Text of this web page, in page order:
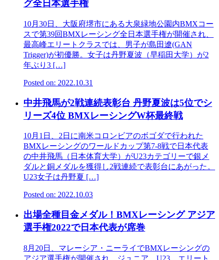
グ全日本選手権
10月30日、大阪府堺市にある大泉緑地公園内BMXコー
スで第39回BMXレーシング全日本選手権が開催され、
最高峰エリートクラスでは、男子が島田遼(GAN
Trigger)が初優勝。女子は丹野夏波（早稲田大学）が2
年ぶり3 […]
Posted on: 2022.10.31
中井飛馬が2戦連続表彰台 丹野夏波は5位でシ
リーズ4位 BMXレーシングW杯最終戦
10月1日、2日に南米コロンビアのボゴダで行われた
BMXレーシングのワールドカップ第7-8戦で日本代表
の中井飛馬（日本体育大学）がU23カテゴリーで銀メ
ダルと銅メダルを獲得し2戦連続で表彰台にあがった。
U23女子は丹野夏 […]
Posted on: 2022.10.03
出場全種目金メダル！BMXレーシング アジア
選手権2022で日本代表が席巻
8月20日、マレーシア・ニーライでBMXレーシングの
アジア選手権が開催され、ジュニア、U23、エリート